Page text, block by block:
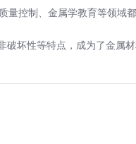
控制、金属学教育等领域都
坏性等特点，成为了金属